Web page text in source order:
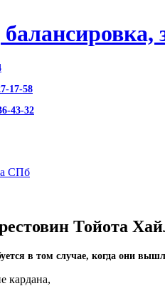
17-58
43-32
СПб
Тойота
в том случае, когда они
кардана,